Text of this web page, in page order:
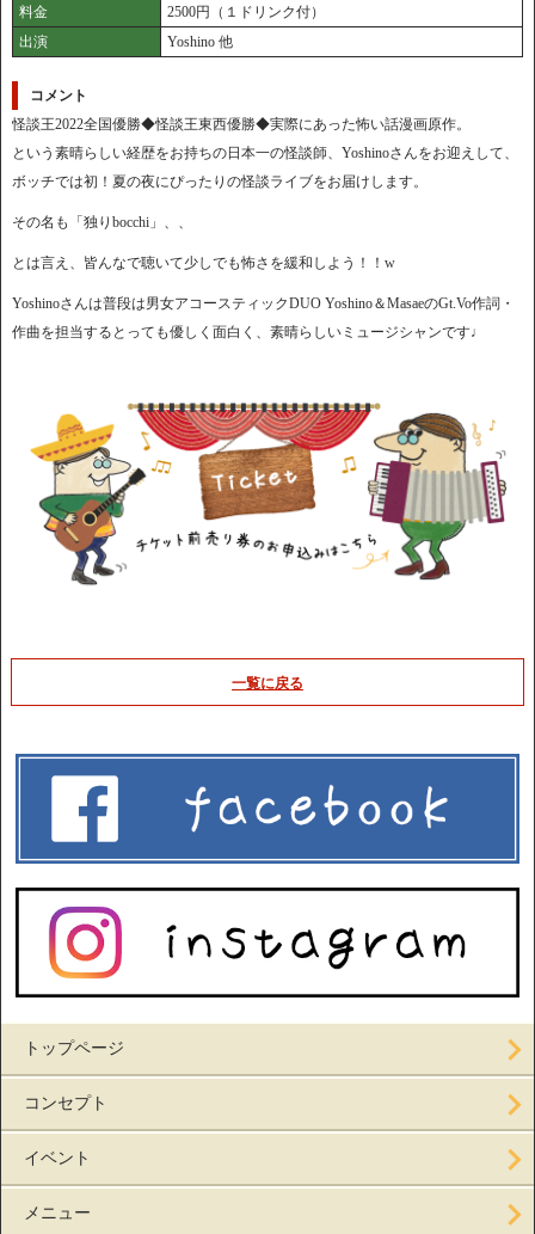
料金
2500円（１ドリンク付）
出演
Yoshino 他
コメント
怪談王2022全国優勝◆怪談王東西優勝◆実際にあった怖い話漫画原作。
という素晴らしい経歴をお持ちの日本一の怪談師、Yoshinoさんをお迎えして、
ボッチでは初！夏の夜にぴったりの怪談ライブをお届けします。
その名も「独りbocchi」、、
とは言え、皆んなで聴いて少しでも怖さを緩和しよう！！w
Yoshinoさんは普段は男女アコースティックDUO Yoshino＆MasaeのGt.Vo作詞・
作曲を担当するとっても優しく面白く、素晴らしいミュージシャンです♩
一覧に戻る
トップページ
コンセプト
イベント
メニュー